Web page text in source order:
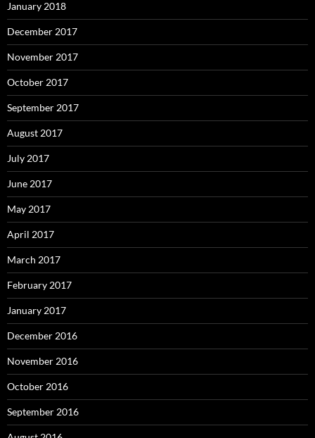
January 2018
December 2017
November 2017
October 2017
September 2017
August 2017
July 2017
June 2017
May 2017
April 2017
March 2017
February 2017
January 2017
December 2016
November 2016
October 2016
September 2016